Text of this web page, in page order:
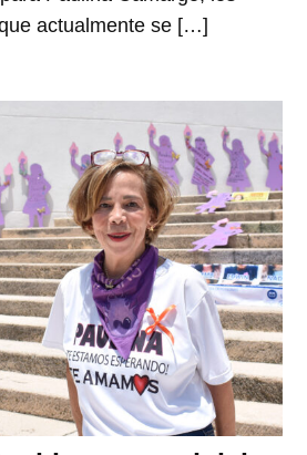
actualmente se […]